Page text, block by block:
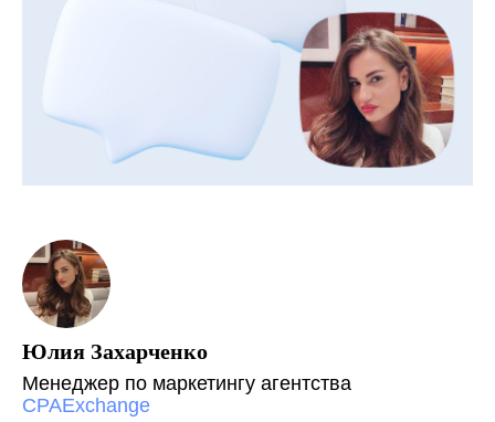
Юлия Захарченко
Менеджер по маркетингу агентства
CPAExchange